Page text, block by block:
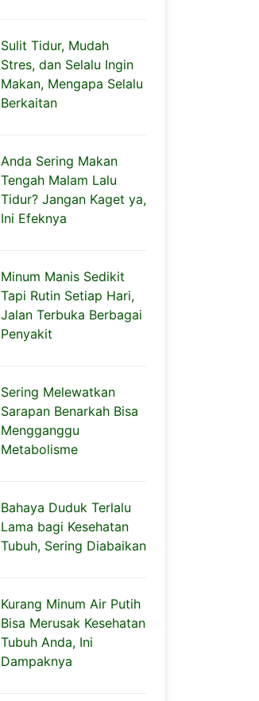
Sulit Tidur, Mudah
Stres, dan Selalu Ingin
Makan, Mengapa Selalu
Berkaitan
Anda Sering Makan
Tengah Malam Lalu
Tidur? Jangan Kaget ya,
Ini Efeknya
Minum Manis Sedikit
Tapi Rutin Setiap Hari,
Jalan Terbuka Berbagai
Penyakit
Sering Melewatkan
Sarapan Benarkah Bisa
Mengganggu
Metabolisme
Bahaya Duduk Terlalu
Lama bagi Kesehatan
Tubuh, Sering Diabaikan
Kurang Minum Air Putih
Bisa Merusak Kesehatan
Tubuh Anda, Ini
Dampaknya